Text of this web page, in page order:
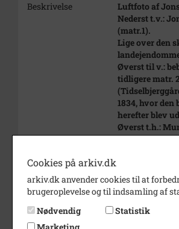
Beskrivelse
Luftfoto af
Nederst t.v.:
(matr.1).
Lige over den
Øverst til v.:
tidligere matr.
1834, hvor den
herefter blev
Øverst t.h.:
(matr. 3).
Periode
1945 - 1955
Dateringsnote
ca. 1950
Fotograf
Cookies på arkiv.dk
arkiv.dk anvender cookies til at
brugeroplevelse og til indsamling af
Nødvendig
Statistik